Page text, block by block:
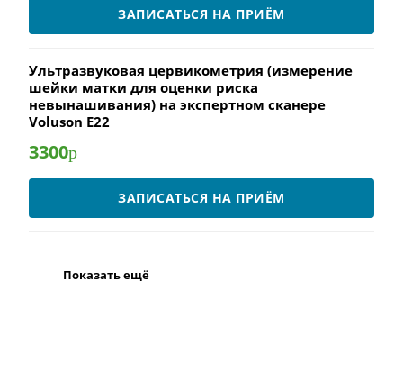
ЗАПИСАТЬСЯ НА ПРИЁМ
Ультразвуковая цервикометрия (измерение
шейки матки для оценки риска
невынашивания) на экспертном сканере
Voluson E22
3300р
ЗАПИСАТЬСЯ НА ПРИЁМ
Показать ещё